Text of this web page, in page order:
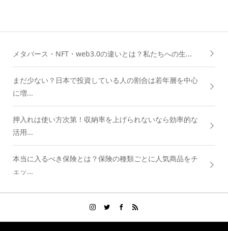
メタバース・NFT・web3.0の違いとは？私たちへの生...
まだ少ない？日本で投資している人の割合は若年層を中心
に増...
押入れは使い方次第！収納率を上げられないなら効率的な
活用...
本当に入るべき保険とは？保険の種類ごとに人気商品をチ
ェッ...